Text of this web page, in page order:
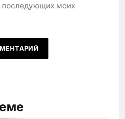
последующих моих